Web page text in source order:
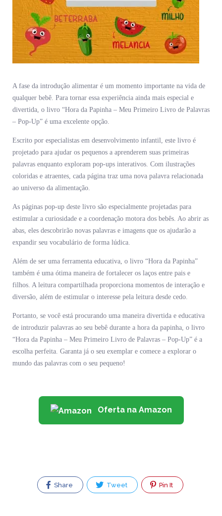
A fase da introdução alimentar é um momento importante na vida de
qualquer bebê. Para tornar essa experiência ainda mais especial e
divertida, o livro “Hora da Papinha – Meu Primeiro Livro de Palavras
– Pop-Up” é uma excelente opção.
Escrito por especialistas em desenvolvimento infantil, este livro é
projetado para ajudar os pequenos a aprenderem suas primeiras
palavras enquanto exploram pop-ups interativos. Com ilustrações
coloridas e atraentes, cada página traz uma nova palavra relacionada
ao universo da alimentação.
As páginas pop-up deste livro são especialmente projetadas para
estimular a curiosidade e a coordenação motora dos bebês. Ao abrir as
abas, eles descobrirão novas palavras e imagens que os ajudarão a
expandir seu vocabulário de forma lúdica.
Além de ser uma ferramenta educativa, o livro “Hora da Papinha”
também é uma ótima maneira de fortalecer os laços entre pais e
filhos. A leitura compartilhada proporciona momentos de interação e
diversão, além de estimular o interesse pela leitura desde cedo.
Portanto, se você está procurando uma maneira divertida e educativa
de introduzir palavras ao seu bebê durante a hora da papinha, o livro
“Hora da Papinha – Meu Primeiro Livro de Palavras – Pop-Up” é a
escolha perfeita. Garanta já o seu exemplar e comece a explorar o
mundo das palavras com o seu pequeno!
Oferta na Amazon
Share Tweet Pin It